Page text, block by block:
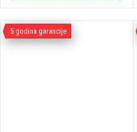
5 godina garancije